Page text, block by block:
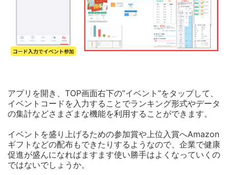
アプリを開き、TOP画面右下の”イベント”をタップして、
イベントコードを入力することでランキング形式やデータ
の集計などさまざまな機能を利用することができます。
イベントを盛り上げるための参加賞や上位入賞へAmazon
ギフトなどの配布もできたりするようなので、企業で健康
促進が盛んになればますます使い勝手はよくなっていくの
ではないでしょうか。